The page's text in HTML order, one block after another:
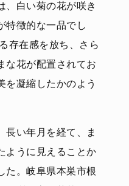
、白い菊の花が咲き
特徴的な一品でし
存在感を放ち、さら
な花が配置されてお
を凝縮したかのよう
長い年月を経て、ま
ように見えることか
た。岐阜県本巣市根